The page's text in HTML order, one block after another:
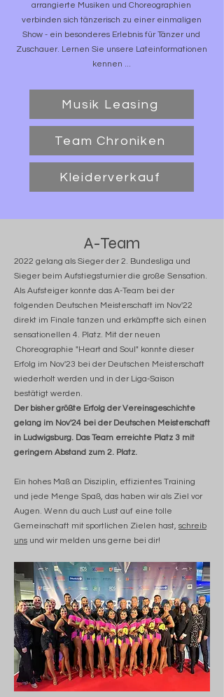
arrangierte Musiken und Choreographien
verbinden sich tänzerisch zu einer einmaligen
Show - ein besonderes Erlebnis für Tänzer und
Zuschauer. Lernen Sie unsere Lateinformationen
kennen ...
Musik Leasing
Team Chroniken
Kleiderverkauf
A-Team
2022 gelang als Sieger der 2. Bundesliga und
Sieger beim Aufstiegsturnier die große Sensation.
Als Aufsteiger konnte das A-Team bei der
folgenden Deutschen Meisterschaft im Nov'22
direkt im Finale tanzen und erkämpfte sich einen
sensationellen 4. Platz. Mit der neuen
Choreographie "Heart and Soul" konnte dieser
Erfolg im Nov'23 bei der Deutschen Meisterschaft
wiederholt werden und in der Liga-Saison
bestätigt werden.
Der bisher größte Erfolg der Vereinsgeschichte
gelang im Nov'24 bei der Deutschen Meisterschaft
in Ludwigsburg. Das Team erreichte Platz 3 mit
geringem Abstand zum 2. Platz.
Ein hohes Maß an Disziplin, effizientes Training
und jede Menge Spaß, das haben wir als Ziel vor
Augen. Wenn du auch Lust auf eine tolle
Gemeinschaft mit sportlichen Zielen hast, schreib
uns und wir melden uns gerne bei dir!